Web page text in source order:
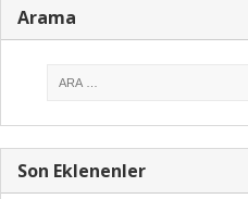
Arama
Son Eklenenler